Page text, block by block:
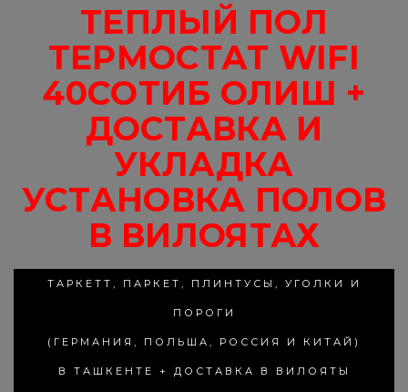
ТЕПЛЫЙ ПОЛ
ТЕРМОСТАТ WIFI
40СОТИБ ОЛИШ +
ДОСТАВКА И
УКЛАДКА
УСТАНОВКА ПОЛОВ
В ВИЛОЯТАХ
ТАРКЕТТ, ПАРКЕТ, ПЛИНТУСЫ, УГОЛКИ И
ПОРОГИ
(ГЕРМАНИЯ, ПОЛЬША, РОССИЯ И КИТАЙ)
В ТАШКЕНТЕ + ДОСТАВКА В ВИЛОЯТЫ